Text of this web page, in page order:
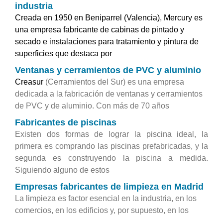
industria
Creada en 1950 en Beniparrel (Valencia), Mercury es
una empresa fabricante de cabinas de pintado y
secado e instalaciones para tratamiento y pintura de
superficies que destaca por
Ventanas y cerramientos de PVC y aluminio
Creasur (Cerramientos del Sur) es una empresa
dedicada a la fabricación de ventanas y cerramientos
de PVC y de aluminio. Con más de 70 años
Fabricantes de piscinas
Existen dos formas de lograr la piscina ideal, la
primera es comprando las piscinas prefabricadas, y la
segunda es construyendo la piscina a medida.
Siguiendo alguno de estos
Empresas fabricantes de limpieza en Madrid
La limpieza es factor esencial en la industria, en los
comercios, en los edificios y, por supuesto, en los